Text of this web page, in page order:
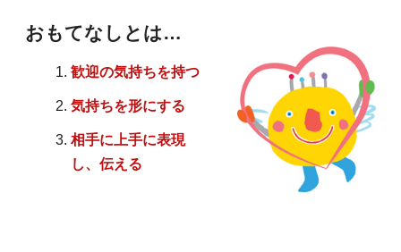
おもてなしとは…
歓迎の気持ちを持つ
気持ちを形にする
相手に上手に表現
し、伝える